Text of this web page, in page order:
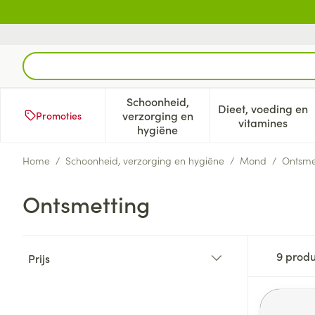
Product, merk, categorie...
Promoties
Schoonheid,
verzorging en
hygiëne
Toon submenu voor
Dieet, voeding en
vitamines
Toon
Home / Schoonheid, verzorging en hygiëne / Mond /
Ontsmetting
Prijs
9